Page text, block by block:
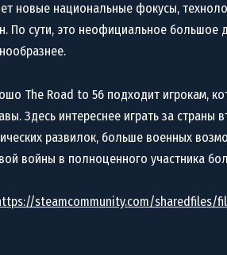
новые национальные фокусы,
По сути, это неофициальное
The Road to 56 подходит игрокам,
Здесь интереснее играть за страны
развилок, больше военных
войны в полноценного участника
steamcommunity.com/sharedfiles/